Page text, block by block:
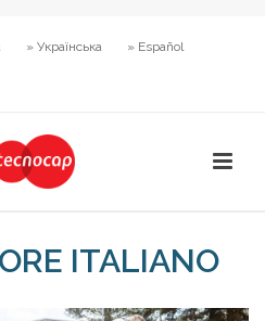
» Українська » Español
ITALIANO